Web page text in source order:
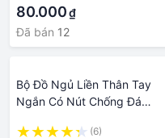
80.000₫
Đã bán 12
Bộ Đồ Ngủ Liền Thân Tay
Ngắn Có Nút Chống Đá
(6)